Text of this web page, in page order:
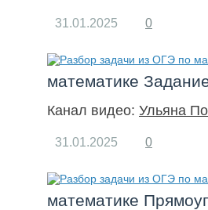
31.01.2025 0
математике
Канал видео: Ульяна
31.01.2025 0
математике